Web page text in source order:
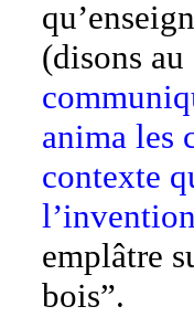
(disons au
anima les
contexte
emplâtre
bois”.